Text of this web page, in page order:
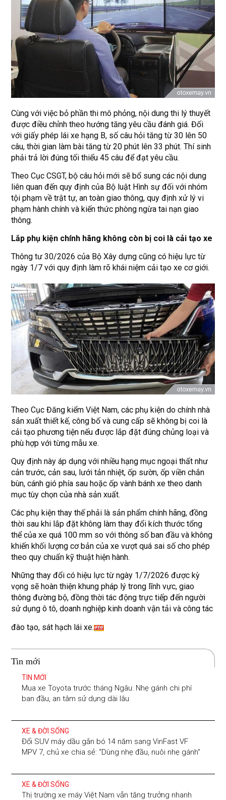
Cùng với việc bỏ phần thi mô phỏng, nội dung thi lý thuyết
được điều chỉnh theo hướng tăng yêu cầu đánh giá. Đối
với giấy phép lái xe hạng B, số câu hỏi tăng từ 30 lên 50
câu, thời gian làm bài tăng từ 20 phút lên 33 phút. Thí sinh
phải trả lời đúng tối thiểu 45 câu để đạt yêu cầu.
Theo Cục CSGT, bộ câu hỏi mới sẽ bổ sung các nội dung
liên quan đến quy định của Bộ luật Hình sự đối với nhóm
tội phạm về trật tự, an toàn giao thông, quy định xử lý vi
phạm hành chính và kiến thức phòng ngừa tai nạn giao
thông.
Lắp phụ kiện chính hãng không còn bị coi là cải tạo xe
Thông tư 30/2026 của Bộ Xây dựng cũng có hiệu lực từ
ngày 1/7 với quy định làm rõ khái niệm cải tạo xe cơ giới.
Theo Cục Đăng kiểm Việt Nam, các phụ kiện do chính nhà
sản xuất thiết kế, công bố và cung cấp sẽ không bị coi là
cải tạo phương tiện nếu được lắp đặt đúng chủng loại và
phù hợp với từng mẫu xe.
Quy định này áp dụng với nhiều hạng mục ngoại thất như
cản trước, cản sau, lưới tản nhiệt, ốp sườn, ốp viền chắn
bùn, cánh gió phía sau hoặc ốp vành bánh xe theo danh
mục tùy chọn của nhà sản xuất.
Các phụ kiện thay thế phải là sản phẩm chính hãng, đồng
thời sau khi lắp đặt không làm thay đổi kích thước tổng
thể của xe quá 100 mm so với thông số ban đầu và không
khiến khối lượng cơ bản của xe vượt quá sai số cho phép
theo quy chuẩn kỹ thuật hiện hành.
Những thay đổi có hiệu lực từ ngày 1/7/2026 được kỳ
vọng sẽ hoàn thiện khung pháp lý trong lĩnh vực, giao
thông đường bộ, đồng thời tác động trực tiếp đến người
sử dụng ô tô, doanh nghiệp kinh doanh vận tải và công tác
đào tạo, sát hạch lái xe.
Tin mới
TIN MỚI
Mua xe Toyota trước tháng Ngâu: Nhẹ gánh chi phí
ban đầu, an tâm sử dụng dài lâu
XE & ĐỜI SỐNG
Đổi SUV máy dầu gắn bó 14 năm sang VinFast VF
MPV 7, chủ xe chia sẻ: “Dùng nhẹ đầu, nuôi nhẹ gánh”
XE & ĐỜI SỐNG
Thị trường xe máy Việt Nam vẫn tăng trưởng nhanh